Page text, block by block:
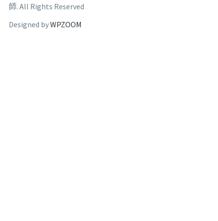
師. All Rights Reserved
Designed byWPZOOM